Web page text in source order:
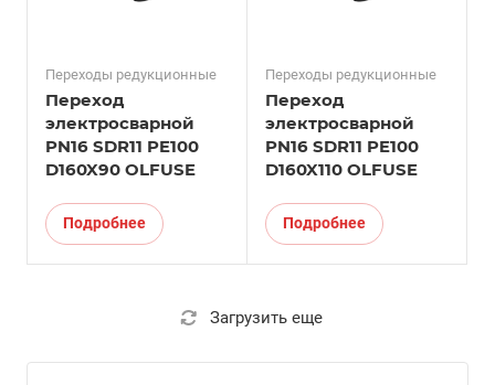
Переходы редукционные
Переход
электросварной
PN16 SDR11 PE100
D160X90 OLFUSE
Подробнее
Переходы редукционные
Переход
электросварной
PN16 SDR11 PE100
D160X110 OLFUSE
Подробнее
Загрузить еще